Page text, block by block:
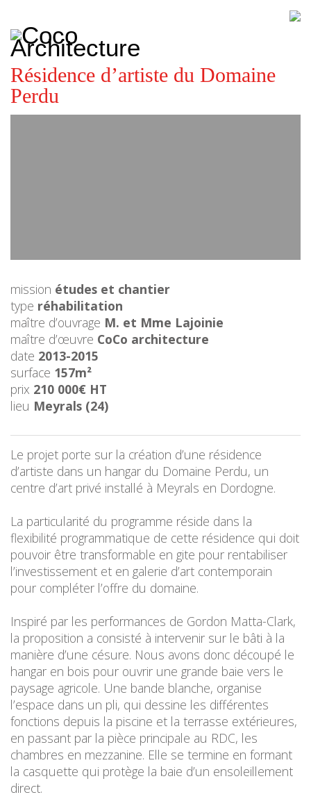
Architecture
architecture,
urbanisme,
etc.
Résidence d’artiste du Domaine
Perdu
mission études et chantier
type réhabilitation
maître d’ouvrage M. et Mme Lajoinie
maître d’œuvre CoCo architecture
date 2013-2015
surface 157m²
prix 210 000€ HT
lieu Meyrals (24)
Le projet porte sur la création d’une résidence
d’artiste dans un hangar du Domaine Perdu, un
centre d’art privé installé à Meyrals en Dordogne.
La particularité du programme réside dans la
flexibilité programmatique de cette résidence qui doit
pouvoir être transformable en gite pour rentabiliser
l’investissement et en galerie d’art contemporain
pour compléter l’offre du domaine.
Inspiré par les performances de Gordon Matta-Clark,
la proposition a consisté à intervenir sur le bâti à la
manière d’une césure. Nous avons donc découpé le
hangar en bois pour ouvrir une grande baie vers le
paysage agricole. Une bande blanche, organise
l’espace dans un pli, qui dessine les différentes
fonctions depuis la piscine et la terrasse extérieures,
en passant par la pièce principale au RDC, les
chambres en mezzanine. Elle se termine en formant
la casquette qui protège la baie d’un ensoleillement
direct.